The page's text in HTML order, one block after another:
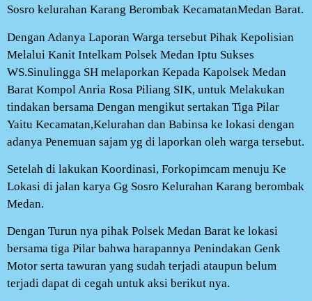
Sosro kelurahan Karang Berombak KecamatanMedan Barat.
Dengan Adanya Laporan Warga tersebut Pihak Kepolisian
Melalui Kanit Intelkam Polsek Medan Iptu Sukses
WS.Sinulingga SH melaporkan Kepada Kapolsek Medan
Barat Kompol Anria Rosa Piliang SIK, untuk Melakukan
tindakan bersama Dengan mengikut sertakan Tiga Pilar
Yaitu Kecamatan,Kelurahan dan Babinsa ke lokasi dengan
adanya Penemuan sajam yg di laporkan oleh warga tersebut.
Setelah di lakukan Koordinasi, Forkopimcam menuju Ke
Lokasi di jalan karya Gg Sosro Kelurahan Karang berombak
Medan.
Dengan Turun nya pihak Polsek Medan Barat ke lokasi
bersama tiga Pilar bahwa harapannya Penindakan Genk
Motor serta tawuran yang sudah terjadi ataupun belum
terjadi dapat di cegah untuk aksi berikut nya.